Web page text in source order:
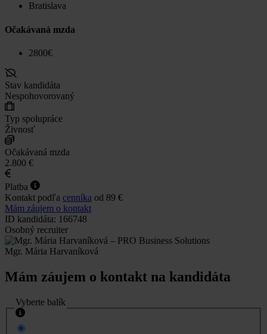
Bratislava
Očakávaná mzda
2800€
Stav kandidáta
Nespohovorovaný
Typ spolupráce
Živnosť
Očakávaná mzda
2.800 €
Platba
Kontakt podľa cenníka od 89 €
Mám záujem o kontakt
ID kandidáta: 166748
Osobný recruiter
Mgr. Mária Harvaníková
Mám záujem o kontakt na kandidáta
Vyberte balík